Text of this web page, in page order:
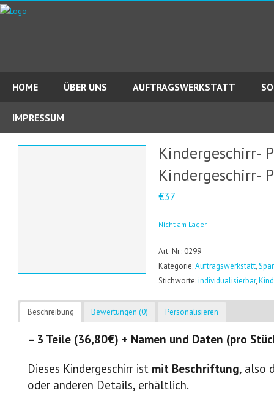
HOME ÜBER UNS AUFTRAGSWERKSTATT
IMPRESSUM
Kindergeschirr-
Kindergeschirr-
€37
Nicht am Lager
Art.-Nr.: 0299
Kategorie:Auftragswerkstatt,
Stichworte:individualisierbar,
Beschreibung Bewertungen (0) Personalisieren
– 3 Teile (36,80€) + Namen und Daten (pro
Dieses Kindergeschirr ist mit Beschriftung, also
oder anderen Details, erhältlich.